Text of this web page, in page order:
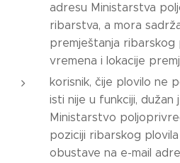
adresu Ministarstva
ribarstva, a mora
premještanja ribarskog
vremena i lokacije
korisnik, čije plovilo ne
isti nije u funkciji, dužan
Ministarstvo
poziciji ribarskog
obustave na e-mail